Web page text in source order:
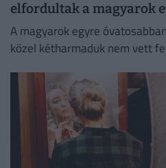
elfordultak a magyarok
A magyarok egyre
közel kétharmaduk nem vett